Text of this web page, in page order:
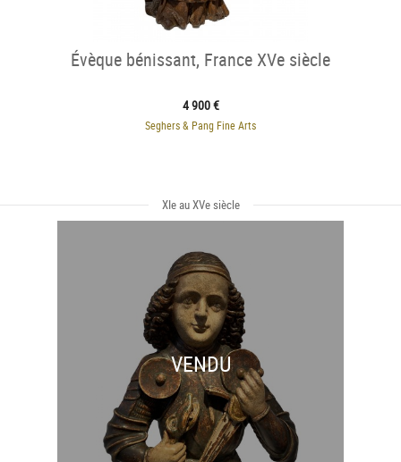
Évèque bénissant, France XVe siècle
4 900 €
Seghers & Pang Fine Arts
XIe au XVe siècle
VENDU